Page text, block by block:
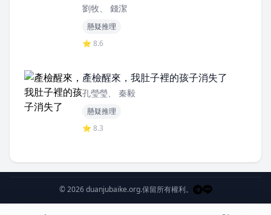
劉牧、 錢潔
懸疑推理
⭐ 8.6
產檢醒來，我肚子裡的孩子消失了
孔瑩瑩、 秦毅
懸疑推理
⭐ 8.3
© 2026 duanjubaike.org.保留所有權利。